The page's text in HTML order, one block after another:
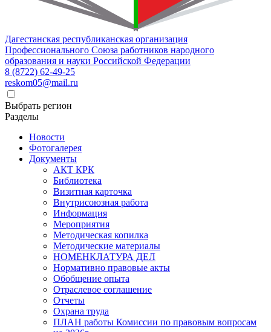
Дагестанская республиканская организация
Профессионального Союза работников народного
образования и науки Российской Федерации
8 (8722) 62-49-25
reskom05@mail.ru
Выбрать регион
Разделы
Новости
Фотогалерея
Документы
АКТ КРК
Библиотека
Визитная карточка
Внутрисоюзная работа
Информация
Мероприятия
Методическая копилка
Методические материалы
НОМЕНКЛАТУРА ДЕЛ
Нормативно правовые акты
Обобщение опыта
Отраслевое соглашение
Отчеты
Охрана труда
ПЛАН работы Комиссии по правовым вопросам